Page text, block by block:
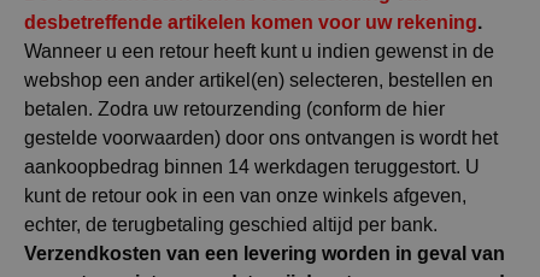
desbetreffende artikelen komen voor uw rekening.
Wanneer u een retour heeft kunt u indien gewenst in de
webshop een ander artikel(en) selecteren, bestellen en
betalen. Zodra uw retourzending (conform de hier
gestelde voorwaarden) door ons ontvangen is wordt het
aankoopbedrag binnen 14 werkdagen teruggestort. U
kunt de retour ook in een van onze winkels afgeven,
echter, de terugbetaling geschied altijd per bank.
Verzendkosten van een levering worden in geval van